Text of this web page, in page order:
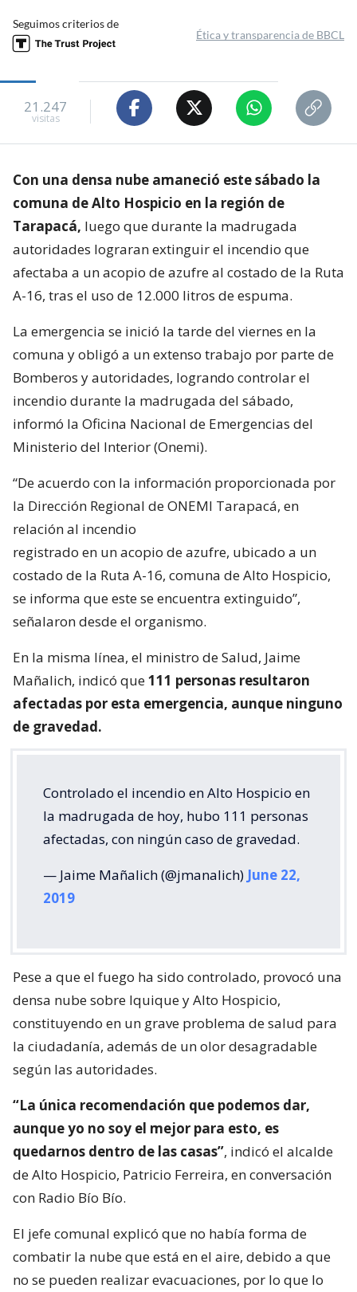
Seguimos criterios de
Ética y transparencia de BBCL
21.247
visitas
Con una densa nube amaneció este sábado la
comuna de Alto Hospicio en la región de
Tarapacá, luego que durante la madrugada
autoridades lograran extinguir el incendio que
afectaba a un acopio de azufre al costado de la Ruta
A-16, tras el uso de 12.000 litros de espuma.
La emergencia se inició la tarde del viernes en la
comuna y obligó a un extenso trabajo por parte de
Bomberos y autoridades, logrando controlar el
incendio durante la madrugada del sábado,
informó la Oficina Nacional de Emergencias del
Ministerio del Interior (Onemi).
“De acuerdo con la información proporcionada por
la Dirección Regional de ONEMI Tarapacá, en
relación al incendio
registrado en un acopio de azufre, ubicado a un
costado de la Ruta A-16, comuna de Alto Hospicio,
se informa que este se encuentra extinguido”,
señalaron desde el organismo.
En la misma línea, el ministro de Salud, Jaime
Mañalich, indicó que111 personas resultaron
afectadas por esta emergencia, aunque ninguno
de gravedad.
Controlado el incendio en Alto Hospicio en
la madrugada de hoy, hubo 111 personas
afectadas, con ningún caso de gravedad.
— Jaime Mañalich (@jmanalich) June 22,
2019
Pese a que el fuego ha sido controlado, provocó una
densa nube sobre Iquique y Alto Hospicio,
constituyendo en un grave problema de salud para
la ciudadanía, además de un olor desagradable
según las autoridades.
“La única recomendación que podemos dar,
aunque yo no soy el mejor para esto, es
quedarnos dentro de las casas”, indicó el alcalde
de Alto Hospicio, Patricio Ferreira, en conversación
con Radio Bío Bío.
El jefe comunal explicó que no había forma de
combatir la nube que está en el aire, debido a que
no se pueden realizar evacuaciones, por lo que lo